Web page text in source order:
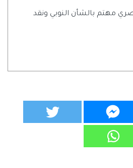
مهتم بالشأن النوبي ونقد